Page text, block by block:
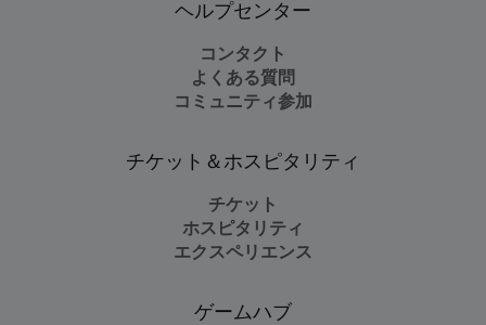
ヘルプセンター
コンタクト
よくある質問
コミュニティ参加
チケット＆ホスピタリティ
チケット
ホスピタリティ
エクスペリエンス
ゲームハブ